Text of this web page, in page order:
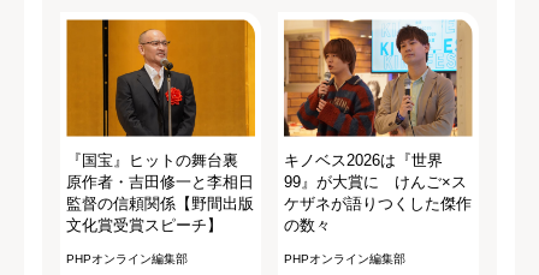
『国宝』ヒットの舞台裏
原作者・吉田修一と李相日
監督の信頼関係【野間出版
文化賞受賞スピーチ】
PHPオンライン編集部
キノベス2026は『世界
99』が大賞に けんご×ス
ケザネが語りつくした傑作
の数々
PHPオンライン編集部